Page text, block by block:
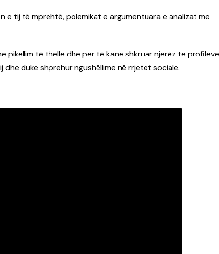
e tij të mprehtë, polemikat e argumentuara e analizat me
pikëllim të thellë dhe për të kanë shkruar njerëz të profileve
duke shprehur ngushëllime në rrjetet sociale.